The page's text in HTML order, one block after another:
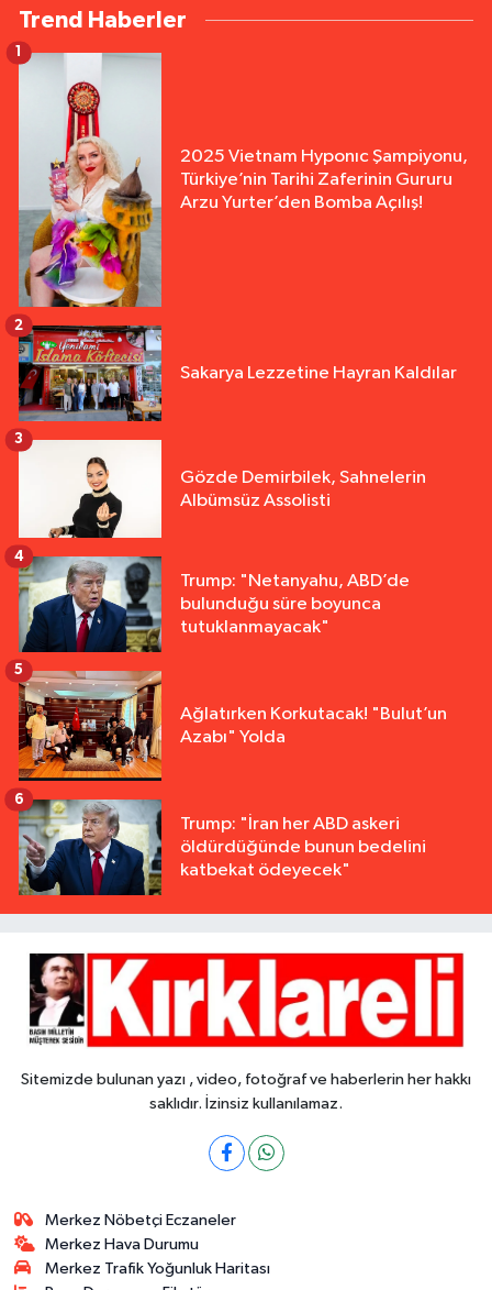
Trend Haberler
2025 Vietnam Hyponıc Şampiyonu,
Türkiye’nin Tarihi Zaferinin Gururu
Arzu Yurter’den Bomba Açılış!
1
Sakarya Lezzetine Hayran Kaldılar
2
Gözde Demirbilek, Sahnelerin
Albümsüz Assolisti
3
Trump: "Netanyahu, ABD’de
bulunduğu süre boyunca
tutuklanmayacak"
4
Ağlatırken Korkutacak! "Bulut’un
Azabı" Yolda
5
Trump: "İran her ABD askeri
öldürdüğünde bunun bedelini
katbekat ödeyecek"
6
Sitemizde bulunan yazı , video, fotoğraf ve haberlerin her hakkı
saklıdır. İzinsiz kullanılamaz.
Merkez Nöbetçi Eczaneler
Merkez Hava Durumu
Merkez Trafik Yoğunluk Haritası